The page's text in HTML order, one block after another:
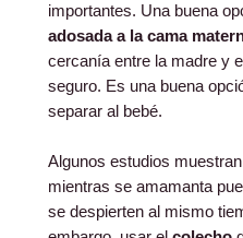
importantes. Una buena
adosada a la cama
cercanía entre la madre y
seguro. Es una buena
separar al bebé.
Algunos estudios
mientras se amamanta
se despierten al mismo